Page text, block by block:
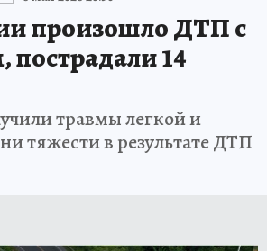
произошло ДТП с
пострадали 14
травмы легкой и
тяжести в результате ДТП